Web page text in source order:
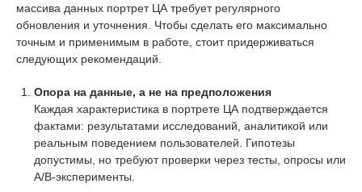
массива данных портрет ЦА требует регулярного
обновления и уточнения. Чтобы сделать его максимально
точным и применимым в работе, стоит придерживаться
следующих рекомендаций.
Опора на данные, а не на предположения
Каждая характеристика в портрете ЦА подтверждается
фактами: результатами исследований, аналитикой или
реальным поведением пользователей. Гипотезы
допустимы, но требуют проверки через тесты, опросы или
A/B-эксперименты.